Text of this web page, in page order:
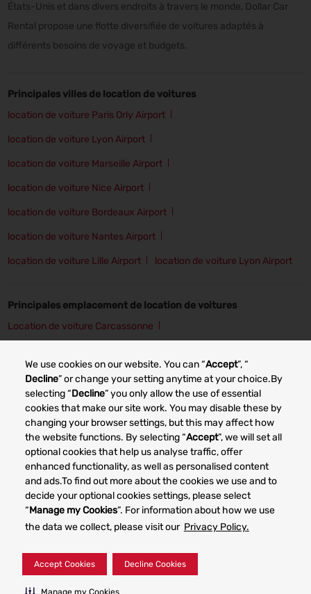
We use cookies on our website. You can “Accept”, “
Decline” or change your setting anytime at your choice.By
selecting “Decline” you only allow the use of essential
cookies that make our site work. You may disable these by
changing your browser settings, but this may affect how
the website functions. By selecting “Accept”, we will set all
optional cookies that help us analyse traffic, offer
enhanced functionality, as well as personalised content
and ads.To find out more about the cookies we use and to
decide your optional cookies settings, please select
“Manage my Cookies”. For information about how we use
the data we collect, please visit our Privacy Policy.
Accept Cookies Decline Cookies
Manage my Cookies
États-Unis et dans divers endroits à travers le monde, Dollar Car
Rental propose une flotte diversifiée de voitures adaptés à
différents besoins de voyage et budgets.
Principales villes de location de voitures
location de voiture Paris Orly Airport
location de voiture Lyon Airport
location de voiture Marseille Airport
location de voiture Nice Airport
location de voiture Bordeaux Airport
location de voiture Nantes Airport
location de voiture Lille Airport location de voiture Lyon Airport
Principales emplacement de location de voitures
Location de voiture Carcassonne
Location de voiture Angers Location de voiture Lille
Location de voiture Lyon Location de voiture Nancy
Location de voiture Bordeaux
Other car rental markets
© 2023 Dollar Rent a Car System, Inc. Privacy Policy -
Your Privacy Rights Terms of Use